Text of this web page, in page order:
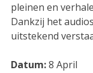
pleinen en
Dankzij het
uitstekend
Datum: 8 April